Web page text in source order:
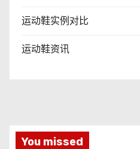
运动鞋实例对比
运动鞋资讯
You missed